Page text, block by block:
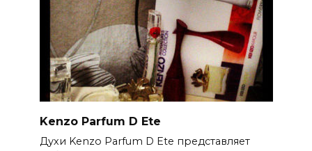
Kenzo Parfum D Ete
Духи Kenzo Parfum D Ete представляет